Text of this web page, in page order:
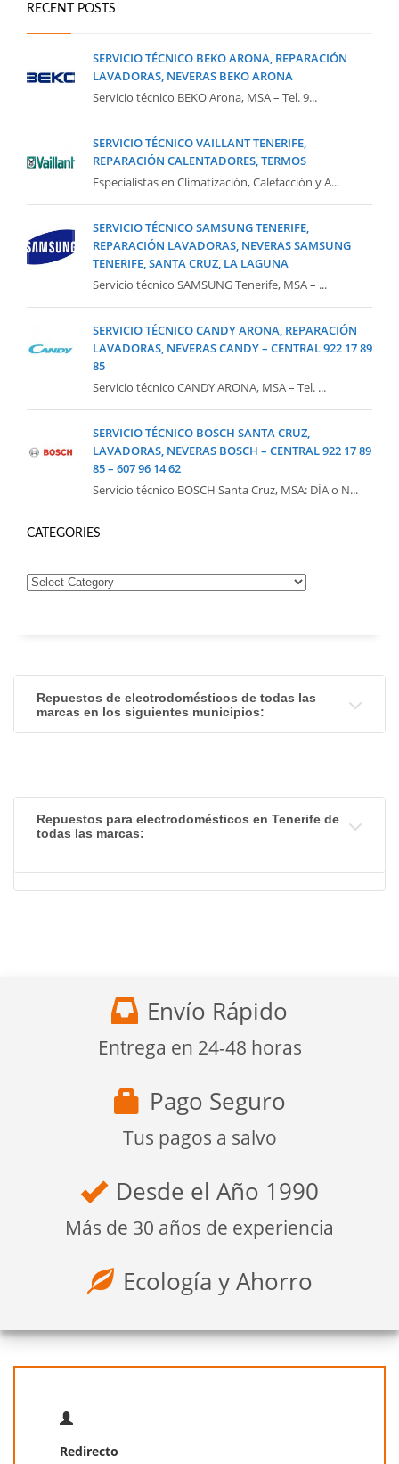
RECENT POSTS
SERVICIO TÉCNICO BEKO ARONA, REPARACIÓN
LAVADORAS, NEVERAS BEKO ARONA
Servicio técnico BEKO Arona, MSA – Tel. 9...
SERVICIO TÉCNICO VAILLANT TENERIFE,
REPARACIÓN CALENTADORES, TERMOS
Especialistas en Climatización, Calefacción y A...
SERVICIO TÉCNICO SAMSUNG TENERIFE,
REPARACIÓN LAVADORAS, NEVERAS SAMSUNG
TENERIFE, SANTA CRUZ, LA LAGUNA
Servicio técnico SAMSUNG Tenerife, MSA – ...
SERVICIO TÉCNICO CANDY ARONA, REPARACIÓN
LAVADORAS, NEVERAS CANDY – CENTRAL 922 17 89
85
Servicio técnico CANDY ARONA, MSA – Tel. ...
SERVICIO TÉCNICO BOSCH SANTA CRUZ,
LAVADORAS, NEVERAS BOSCH – CENTRAL 922 17 89
85 – 607 96 14 62
Servicio técnico BOSCH Santa Cruz, MSA: DÍA o N...
CATEGORIES
Repuestos de electrodomésticos de todas las
marcas en los siguientes municipios:
Repuestos para electrodomésticos en Tenerife de
todas las marcas:
Envío Rápido
Entrega en 24-48 horas
Pago Seguro
Tus pagos a salvo
Desde el Año 1990
Más de 30 años de experiencia
Ecología y Ahorro
Redirecto